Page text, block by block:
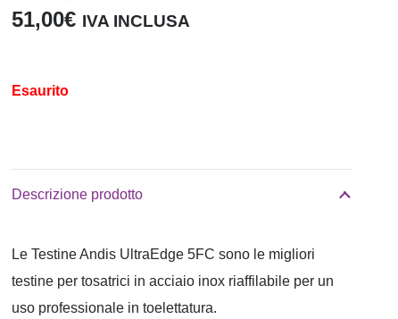
51,00€ IVA INCLUSA
Esaurito
Descrizione prodotto
Le Testine Andis UltraEdge 5FC sono le migliori
testine per tosatrici in acciaio inox riaffilabile per un
uso professionale in toelettatura.